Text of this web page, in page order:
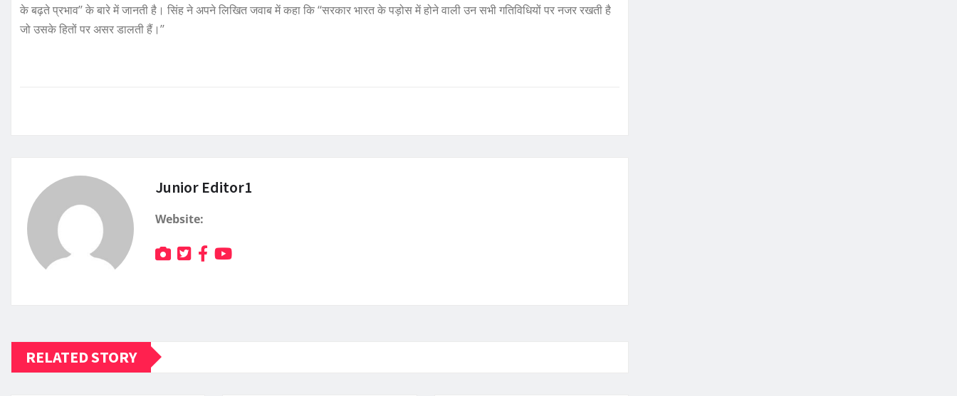
के बढ़ते प्रभाव’’ के बारे में जानती है। सिंह ने अपने लिखित जवाब में कहा कि ‘‘सरकार भारत के पड़ोस में होने वाली उन सभी गतिविधियों पर नजर रखती है
जो उसके हितों पर असर डालती हैं।’’
Junior Editor1
Website:
RELATED STORY